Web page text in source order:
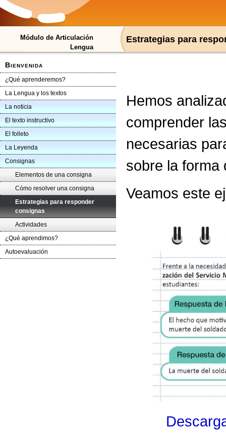
Módulo de Articulación
Lengua
Bienvenida
¿Qué aprenderemos?
La Lengua y los textos
La noticia
El texto instructivo
El folleto
La Leyenda
Consignas
Elementos de una consigna
Cómo resolver una consigna
Estrategias para responder
consignas
Actividades
¿Qué aprendimos?
Autoevaluación
Estrategias para
Hemos
comprender
necesarias
sobre la forma
Veamos este